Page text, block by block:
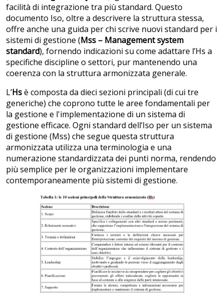
facilità di integrazione tra più standard. Questo
documento Iso, oltre a descrivere la struttura stessa,
offre anche una guida per chi scrive nuovi standard per i
sistemi di gestione (Mss – Management system
standard), fornendo indicazioni su come adattare l’Hs a
specifiche discipline o settori, pur mantenendo una
coerenza con la struttura armonizzata generale​.
L’Hsè composta da dieci sezioni principali (di cui tre
generiche) che coprono tutte le aree fondamentali per
la gestione e l'implementazione di un sistema di
gestione efficace. Ogni standard dell’Iso per un sistema
di gestione (Mss) che segue questa struttura
armonizzata utilizza una terminologia e una
numerazione standardizzata dei punti norma, rendendo
più semplice per le organizzazioni implementare
contemporaneamente più sistemi di gestione.